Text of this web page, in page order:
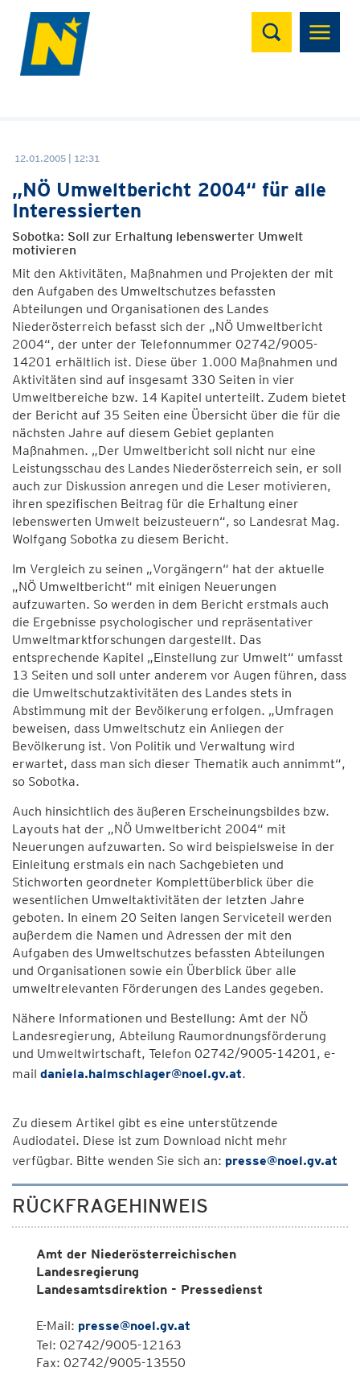
Suchen
12.01.2005 | 12:31
„NÖ Umweltbericht 2004“ für alle
Interessierten
Sobotka: Soll zur Erhaltung lebenswerter Umwelt
motivieren
Mit den Aktivitäten, Maßnahmen und Projekten der mit
den Aufgaben des Umweltschutzes befassten
Abteilungen und Organisationen des Landes
Niederösterreich befasst sich der „NÖ Umweltbericht
2004“, der unter der Telefonnummer 02742/9005-
14201 erhältlich ist. Diese über 1.000 Maßnahmen und
Aktivitäten sind auf insgesamt 330 Seiten in vier
Umweltbereiche bzw. 14 Kapitel unterteilt. Zudem bietet
der Bericht auf 35 Seiten eine Übersicht über die für die
nächsten Jahre auf diesem Gebiet geplanten
Maßnahmen. „Der Umweltbericht soll nicht nur eine
Leistungsschau des Landes Niederösterreich sein, er soll
auch zur Diskussion anregen und die Leser motivieren,
ihren spezifischen Beitrag für die Erhaltung einer
lebenswerten Umwelt beizusteuern“, so Landesrat Mag.
Wolfgang Sobotka zu diesem Bericht.
Im Vergleich zu seinen „Vorgängern“ hat der aktuelle
„NÖ Umweltbericht“ mit einigen Neuerungen
aufzuwarten. So werden in dem Bericht erstmals auch
die Ergebnisse psychologischer und repräsentativer
Umweltmarktforschungen dargestellt. Das
entsprechende Kapitel „Einstellung zur Umwelt“ umfasst
13 Seiten und soll unter anderem vor Augen führen, dass
die Umweltschutzaktivitäten des Landes stets in
Abstimmung mit der Bevölkerung erfolgen. „Umfragen
beweisen, dass Umweltschutz ein Anliegen der
Bevölkerung ist. Von Politik und Verwaltung wird
erwartet, dass man sich dieser Thematik auch annimmt“,
so Sobotka.
Auch hinsichtlich des äußeren Erscheinungsbildes bzw.
Layouts hat der „NÖ Umweltbericht 2004“ mit
Neuerungen aufzuwarten. So wird beispielsweise in der
Einleitung erstmals ein nach Sachgebieten und
Stichworten geordneter Komplettüberblick über die
wesentlichen Umweltaktivitäten der letzten Jahre
geboten. In einem 20 Seiten langen Serviceteil werden
außerdem die Namen und Adressen der mit den
Aufgaben des Umweltschutzes befassten Abteilungen
und Organisationen sowie ein Überblick über alle
umweltrelevanten Förderungen des Landes gegeben.
Nähere Informationen und Bestellung: Amt der NÖ
Landesregierung, Abteilung Raumordnungsförderung
und Umweltwirtschaft, Telefon 02742/9005-14201, e-
mail daniela.halmschlager@noel.gv.at.
Zu diesem Artikel gibt es eine unterstützende
Audiodatei. Diese ist zum Download nicht mehr
verfügbar. Bitte wenden Sie sich an: presse@noel.gv.at
RÜCKFRAGEHINWEIS
Amt der Niederösterreichischen
Landesregierung
Landesamtsdirektion - Pressedienst
E-Mail: presse@noel.gv.at
Tel: 02742/9005-12163
Fax: 02742/9005-13550